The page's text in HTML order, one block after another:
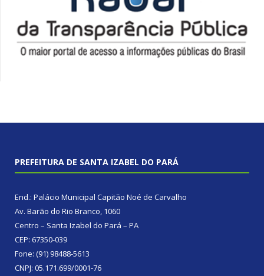
PREFEITURA DE SANTA IZABEL DO PARÁ
End.: Palácio Municipal Capitão Noé de Carvalho
Av. Barão do Rio Branco, 1060
Centro – Santa Izabel do Pará – PA
CEP: 67350-039
Fone: (91) 98488-5613
CNPJ: 05.171.699/0001-76